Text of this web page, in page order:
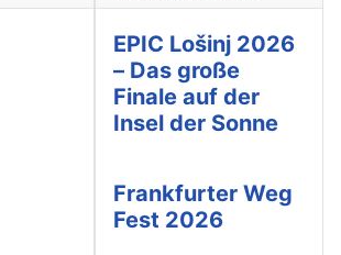
EPIC Lošinj 2026
– Das große
Finale auf der
Insel der Sonne
Frankfurter Weg
Fest 2026